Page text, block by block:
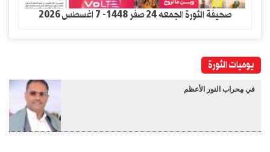
صحيفة الثورة الجمعه 24 صفر 1448- 7 اغسطس 2026
يوميات الثورة
في مِحراب النور الأعظم